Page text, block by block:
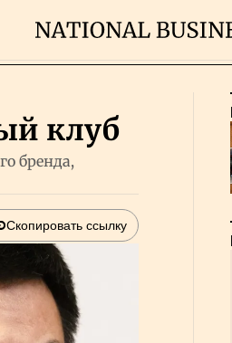
клуб
бренда,
Скопировать ссылку